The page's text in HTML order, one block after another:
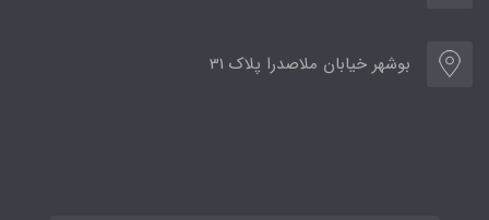
بوشهر خیابان ملاصدرا پلاک 31